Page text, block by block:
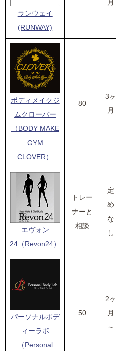
ランウェイ
(RUNWAY)
月
ボディメイクジ
ムクローバー
（BODY MAKE
GYM
CLOVER）
80
3ヶ
月
エヴォン
24（Revon24）
トレー
ナーと
相談
定
め
な
し
パーソナルボデ
ィーラボ
（Personal
50
2ヶ
月
～